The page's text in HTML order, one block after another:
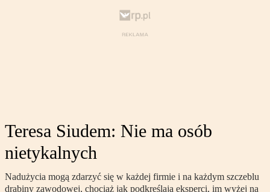
Teresa Siudem: Nie ma osób
nietykalnych
Nadużycia mogą zdarzyć się w każdej firmie i na każdym szczeblu
drabiny zawodowej, chociaż jak podkreślają eksperci, im wyżej na